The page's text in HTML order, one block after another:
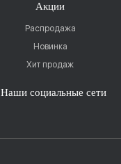
Акции
Распродажа
Новинка
Хит продаж
Наши социальные сети